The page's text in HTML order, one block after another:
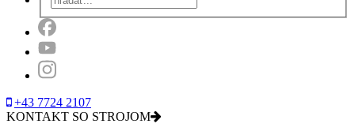
+43 7724 2107
KONTAKT SO STROJOM